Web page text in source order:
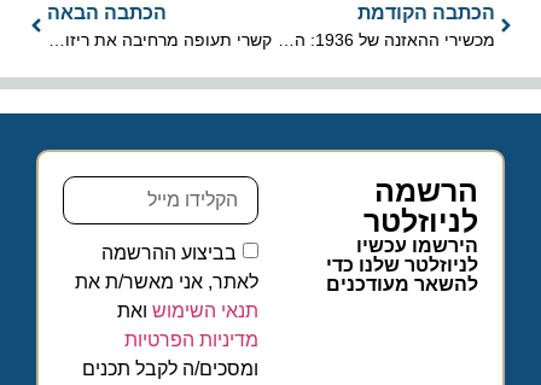
הכתבה הקודמת הכתבה הבאה
הרשמה
לניוזלטר
הירשמו עכשיו
לניוזלטר שלנו כדי
להשאר מעודכנים
בביצוע ההרשמה
לאתר, אני מאשר/ת את
תנאי השימוש ואת
מדיניות הפרטיות
ומסכים/ה לקבל תכנים